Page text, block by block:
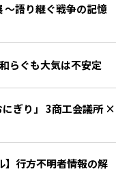
～語り継ぐ戦争の記憶
さ少し和らぐも大気は不安定
ぎり」 3商工会議所 ×
】行方不明者情報の解